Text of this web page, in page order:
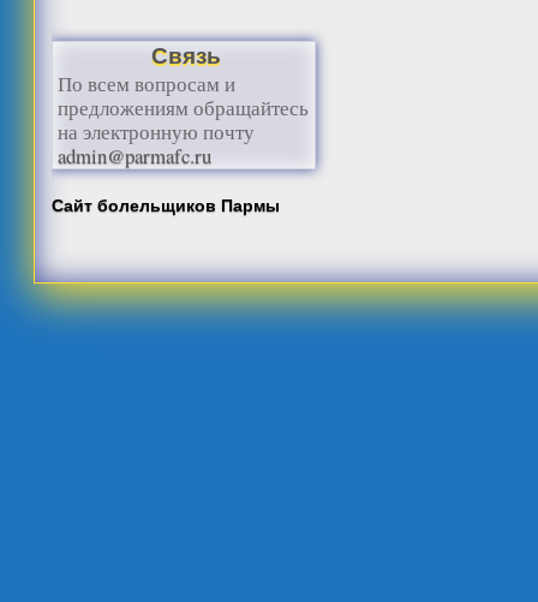
Связь
По всем вопросам и
предложениям обращайтесь
на электронную почту
admin@parmafc.ru
Сайт болельщиков Пармы